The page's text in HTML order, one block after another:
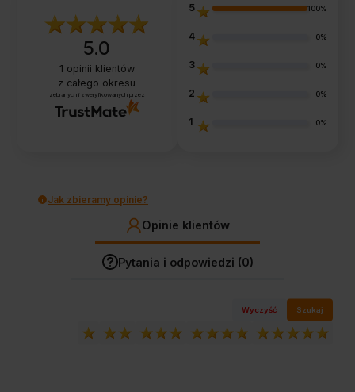
5.0
1 opinii klientów
z całego okresu
zebranych i zweryfikowanych przez
5 100%
4 0%
3 0%
2 0%
1 0%
Jak zbieramy opinie?
Opinie klientów
Pytania i odpowiedzi (0)
Wyczyść Szukaj